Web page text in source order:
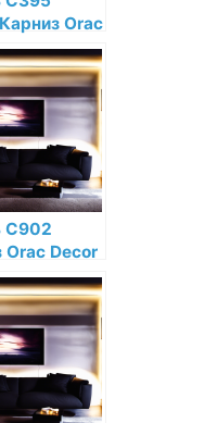
Orac
по
в
C902
Orac Decor
Orac
низкой